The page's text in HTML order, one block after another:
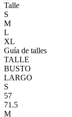
Talle
S
M
L
XL
Guía de talles
TALLE
BUSTO
LARGO
S
57
71.5
M